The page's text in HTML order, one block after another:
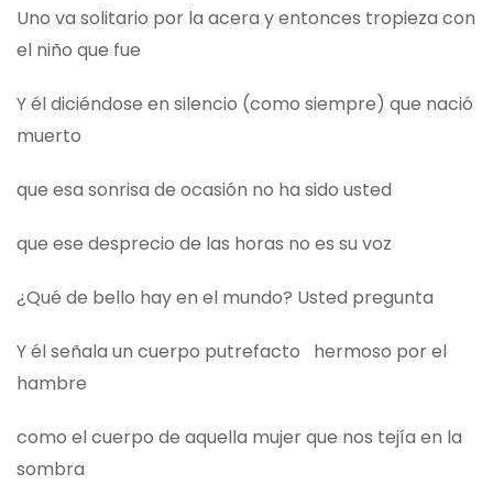
Uno va solitario por la acera y entonces tropieza con
el niño que fue
Y él diciéndose en silencio (como siempre) que nació
muerto
que esa sonrisa de ocasión no ha sido usted
que ese desprecio de las horas no es su voz
¿Qué de bello hay en el mundo? Usted pregunta
Y él señala un cuerpo putrefacto hermoso por el
hambre
como el cuerpo de aquella mujer que nos tejía en la
sombra